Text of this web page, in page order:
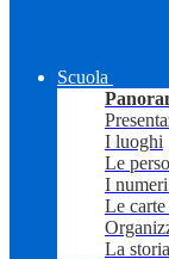
Scuola
I luoghi
Le
I
Le
La storia